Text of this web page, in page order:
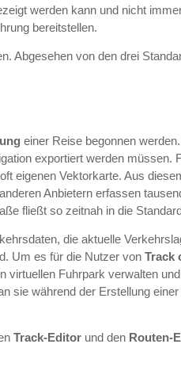
werden kann und nicht
bereitstellen.
Abgesehen von den drei
einer Reise begonnen
exportiert werden müssen.
eigenen Vektorkarte. Aus
Anbietern erfassen
fließt so zeitnah in die
die aktuelle
Um es für die Nutzer vonTrack
virtuellen Fuhrpark verwalten
sie während der Erstellung
Track-Editor und den Routen-